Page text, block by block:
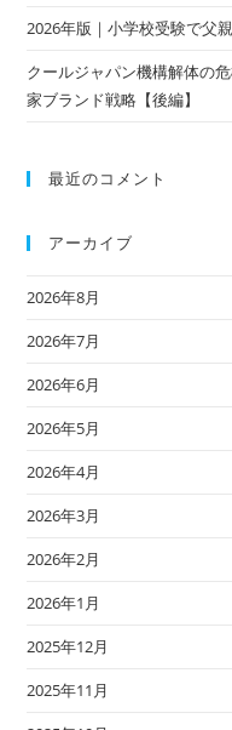
2026年版｜小学校受験で父
クールジャパン機構解体の
家ブランド戦略【後編】
最近のコメント
アーカイブ
2026年8月
2026年7月
2026年6月
2026年5月
2026年4月
2026年3月
2026年2月
2026年1月
2025年12月
2025年11月